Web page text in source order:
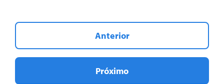
Anterior
Próximo